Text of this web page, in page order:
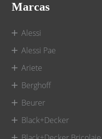
Marcas
Alessi
Alessi Pae
Ariete
Berghoff
Beurer
Black+Decker